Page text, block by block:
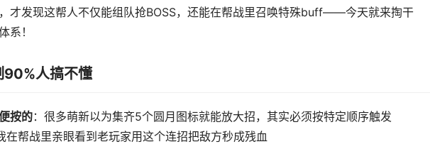
才发现这帮人不仅能组队抢BOSS，还能在帮战里召唤特殊buff——今天就来掏干
系！
90%人搞不懂
按的：很多萌新以为集齐5个圆月图标就能放大招，其实必须按特定顺序触发
帮战里亲眼看到老玩家用这个连招把敌方秒成残血